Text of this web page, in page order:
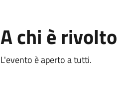
A chi è rivolto
L'evento è aperto a tutti.